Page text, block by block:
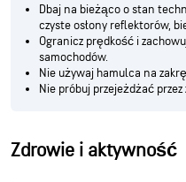
Dbaj na bieżąco o stan
czyste osłony reflektorów,
Ogranicz prędkość i
samochodów.
Nie używaj hamulca na
Nie próbuj przejeżdżać
Zdrowie i aktywność